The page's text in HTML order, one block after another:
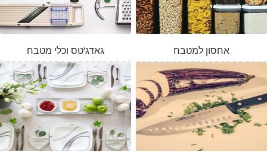
גאדג'טס וכלי מטבח אחסון למטבח